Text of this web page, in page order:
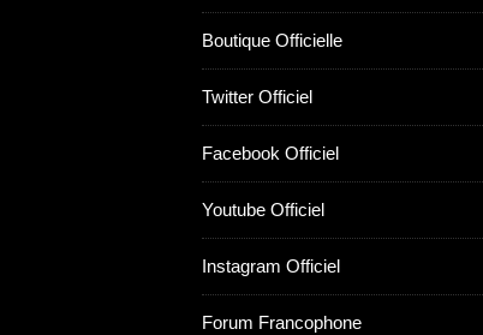
Boutique Officielle
Twitter Officiel
Facebook Officiel
Youtube Officiel
Instagram Officiel
Forum Francophone